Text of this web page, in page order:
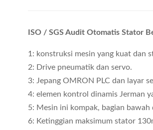
ISO / SGS Audit Otomatis Stator
1: konstruksi mesin yang kuat dan
2: Drive pneumatik dan servo.
3: Jepang OMRON PLC dan layar
4: elemen kontrol dinamis Jerman
5: Mesin ini kompak, bagian bawah
6: Ketinggian maksimum stator